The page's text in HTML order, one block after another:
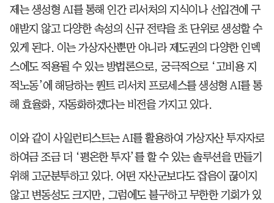
제는 생성형 AI를 통해 인간 리서처의 지식이나 선입견에 구
애받지 않고 다양한 속성의 신규 전략을 초 단위로 생성할 수
있게 된다. 이는 가상자산뿐만 아니라 제도권의 다양한 인덱
스에도 적용될 수 있는 방법론으로, 궁극적으로 ‘고비용 지
적노동’에 해당하는 퀀트 리서치 프로세스를 생성형 AI를 통
해 효율화, 자동화하겠다는 비전을 가지고 있다.
이와 같이 사일런티스트는 AI를 활용하여 가상자산 투자자로
하여금 조금 더 ‘평온한 투자’를 할 수 있는 솔루션을 만들기
위해 고군분투하고 있다. 어떤 자산군보다도 잡음이 끊이지
않고 변동성도 크지만, 그럼에도 불구하고 무한한 기회가 있